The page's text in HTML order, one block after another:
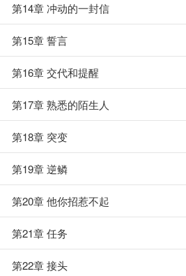
第14章 冲动的一封信
第15章 誓言
第16章 交代和提醒
第17章 熟悉的陌生人
第18章 突变
第19章 逆鳞
第20章 他你招惹不起
第21章 任务
第22章 接头